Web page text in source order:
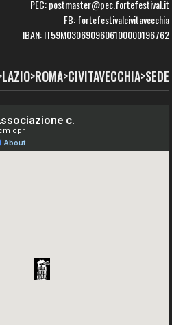
PEC: postmaster@pec.fortefestival.it
FB: fortefestivalcivitavecchia
IBAN: IT59M0306909606100000196762